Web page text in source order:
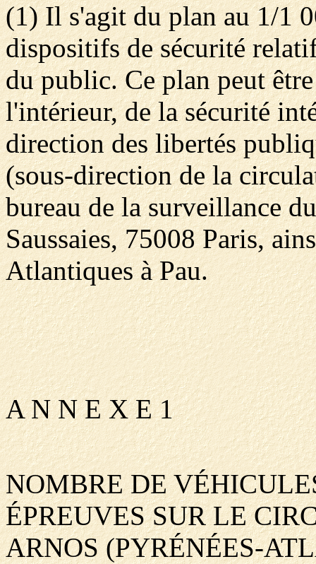
(1) Il s'agit du plan au 1/1
dispositifs de sécurité
du public. Ce plan peut
l'intérieur, de la sécurité
direction des libertés
(sous-direction de la
bureau de la surveillance
Saussaies, 75008 Paris,
Atlantiques à Pau.
A N N E X E 1
NOMBRE DE
ÉPREUVES SUR LE
ARNOS (PYRÉNÉES-